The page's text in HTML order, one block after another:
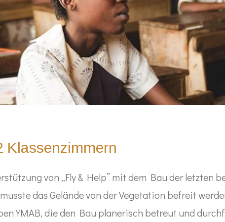
Klassenzimmern
von „Fly & Help” mit dem Bau der letzten
das Gelände von der Vegetation befreit
YMAB, die den Bau planerisch betreut und